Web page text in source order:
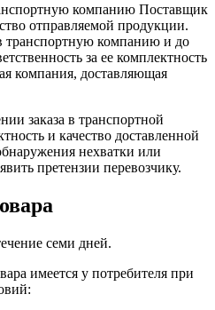
компанию Поставщик
отправляемой продукции.
транспортную компанию и до
за ее комплектность
компания, доставляющая
заказа в транспортной
и качество доставленной
нехватки или
претензии перевозчику.
семи дней.
имеется у потребителя при